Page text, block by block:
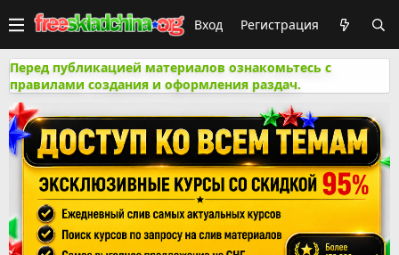
Вход Регистрация
Перед публикацией материалов ознакомьтесь с
правилами создания и оформления раздач.